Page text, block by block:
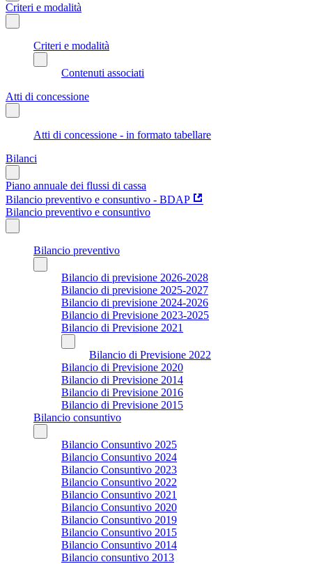
Criteri e modalità
Criteri e modalità
Contenuti associati
Atti di concessione
Atti di concessione - in formato tabellare
Bilanci
Piano annuale dei flussi di cassa
Bilancio preventivo e consuntivo - BDAP
Bilancio preventivo e consuntivo
Bilancio preventivo
Bilancio di previsione 2026-2028
Bilancio di previsione 2025-2027
Bilancio di previsione 2024-2026
Bilancio di Previsione 2023-2025
Bilancio di Previsione 2021
Bilancio di Previsione 2022
Bilancio di Previsione 2020
Bilancio di Previsione 2014
Bilancio di Previsione 2016
Bilancio di Previsione 2015
Bilancio consuntivo
Bilancio Consuntivo 2025
Bilancio Consuntivo 2024
Bilancio Consuntivo 2023
Bilancio Consuntivo 2022
Bilancio Consuntivo 2021
Bilancio Consuntivo 2020
Bilancio Consuntivo 2019
Bilancio Consuntivo 2015
Bilancio Consuntivo 2014
Bilancio consuntivo 2013